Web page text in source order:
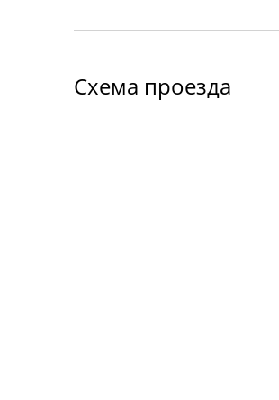
Схема проезда